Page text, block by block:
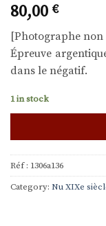
80,00 €
[Photographe
Épreuve
dans le négatif.
1 in stock
Réf : 1306a136
Category: Nu XIXe